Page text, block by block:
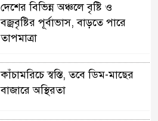
দেশের বিভিন্ন অঞ্চলে বৃষ্টি ও
বজ্রবৃষ্টির পূর্বাভাস, বাড়তে পারে
তাপমাত্রা
কাঁচামরিচে স্বস্তি, তবে ডিম-মাছের
বাজারে অস্থিরতা